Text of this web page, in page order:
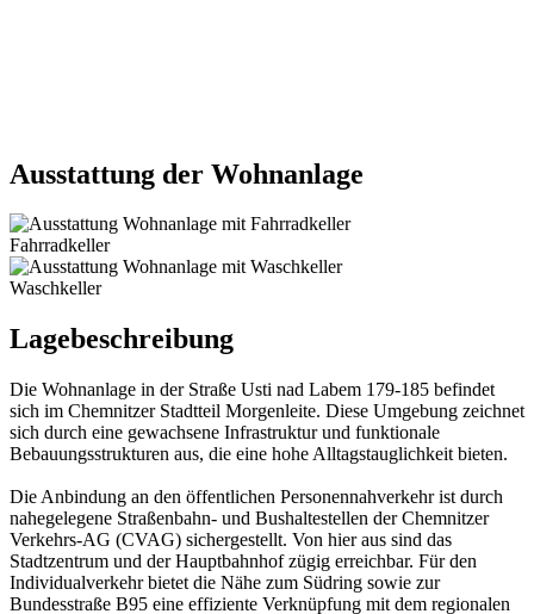
Ausstattung der Wohnanlage
Fahrradkeller
Waschkeller
Lagebeschreibung
Die Wohnanlage in der Straße Usti nad Labem 179-185 befindet
sich im Chemnitzer Stadtteil Morgenleite. Diese Umgebung zeichnet
sich durch eine gewachsene Infrastruktur und funktionale
Bebauungsstrukturen aus, die eine hohe Alltagstauglichkeit bieten.
Die Anbindung an den öffentlichen Personennahverkehr ist durch
nahegelegene Straßenbahn- und Bushaltestellen der Chemnitzer
Verkehrs-AG (CVAG) sichergestellt. Von hier aus sind das
Stadtzentrum und der Hauptbahnhof zügig erreichbar. Für den
Individualverkehr bietet die Nähe zum Südring sowie zur
Bundesstraße B95 eine effiziente Verknüpfung mit dem regionalen